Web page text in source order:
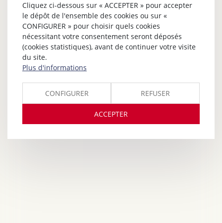
Cliquez ci-dessous sur « ACCEPTER » pour accepter
le dépôt de l'ensemble des cookies ou sur «
CONFIGURER » pour choisir quels cookies
nécessitant votre consentement seront déposés
(cookies statistiques), avant de continuer votre visite
du site.
Plus d'informations
CONFIGURER REFUSER
ACCEPTER